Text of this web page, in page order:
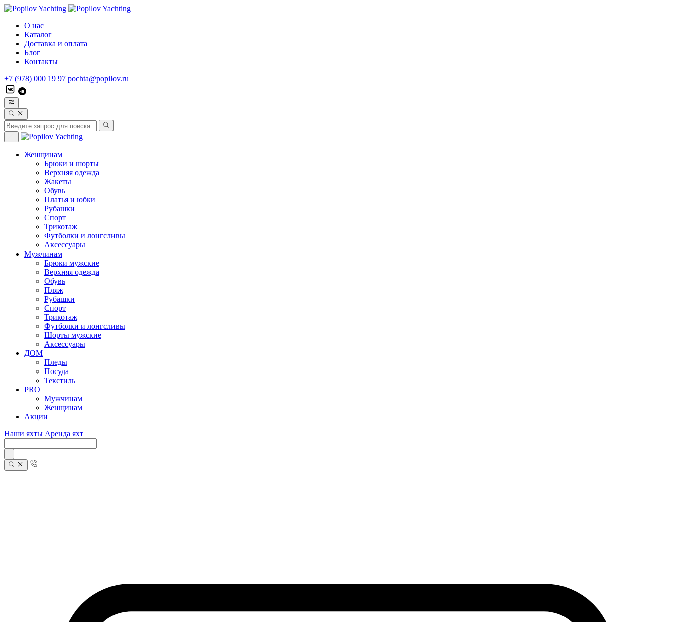
О нас
Каталог
Доставка и оплата
Блог
Контакты
+7 (978) 000 19 97 pochta@popilov.ru
Женщинам
Брюки и шорты
Верхняя одежда
Жакеты
Обувь
Платья и юбки
Рубашки
Спорт
Трикотаж
Футболки и лонгсливы
Аксессуары
Мужчинам
Брюки мужские
Верхняя одежда
Обувь
Пляж
Рубашки
Спорт
Трикотаж
Футболки и лонгсливы
Шорты мужские
Аксессуары
ДОМ
Пледы
Посуда
Текстиль
PRO
Мужчинам
Женщинам
Акции
Наши яхты Аренда яхт